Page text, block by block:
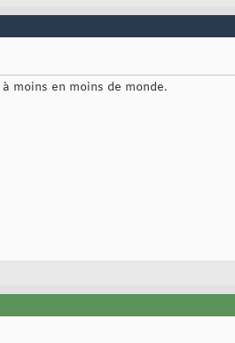
moins en moins de monde.